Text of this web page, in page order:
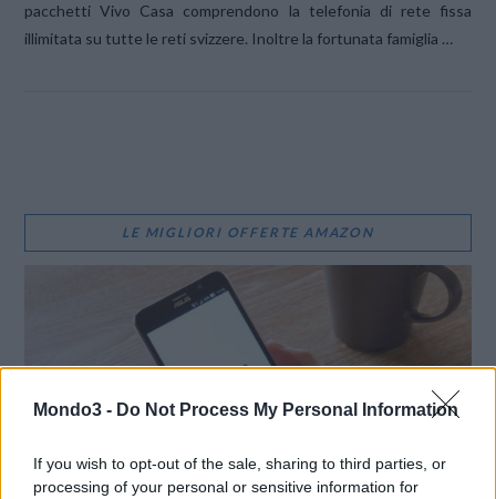
Mondo3 - Do Not Process My Personal Information
If you wish to opt-out of the sale, sharing to third parties, or
processing of your personal or sensitive information for
pacchetti Vivo Casa comprendono la telefonia di rete fissa
illimitata su tutte le reti svizzere. Inoltre la fortunata famiglia …
LE MIGLIORI OFFERTE AMAZON